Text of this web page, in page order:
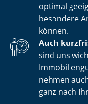
optimal
besondere
können.
Auch
sind uns
nehmen
ganz nach